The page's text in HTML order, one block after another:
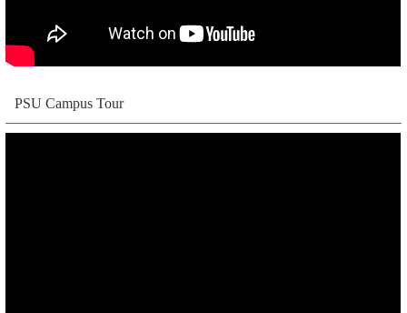
PSU Campus Tour